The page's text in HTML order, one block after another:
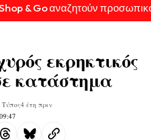
& Go αναζητούν
εκρηκτικός
κατάστημα
Τύπος4 έτη πριν